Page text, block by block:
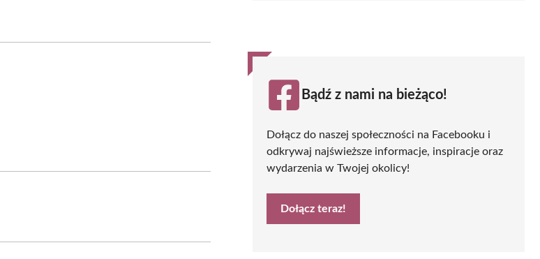
Bądź z nami na bieżąco!
Dołącz do naszej społeczności na Facebooku i
odkrywaj najświeższe informacje, inspiracje oraz
wydarzenia w Twojej okolicy!
Dołącz teraz!